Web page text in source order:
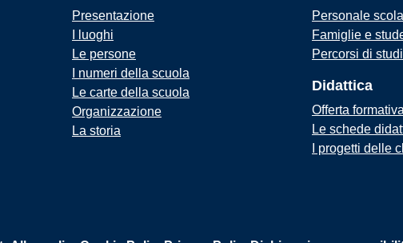
Presentazione
I luoghi
Le persone
I numeri della scuola
Le carte della scuola
Organizzazione
La storia
Personale
Famiglie e
Percorsi di
Didattica
Offerta formativa
Le schede
I progetti delle